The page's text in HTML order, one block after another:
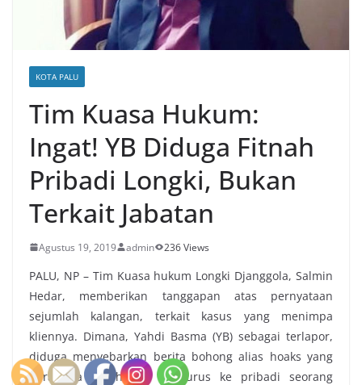
KOTA PALU
Tim Kuasa Hukum:
Ingat! YB Diduga Fitnah
Pribadi Longki, Bukan
Terkait Jabatan
Agustus 19, 2019 admin 236 Views
PALU, NP – Tim Kuasa hukum Longki Djanggola, Salmin
Hedar, memberikan tanggapan atas pernyataan
sejumlah kalangan, terkait kasus yang menimpa
kliennya. Dimana, Yahdi Basma (YB) sebagai terlapor,
diduga menyebarkan berita bohong alias hoaks yang
beraroma fitnah, itu menjurus ke pribadi seorang